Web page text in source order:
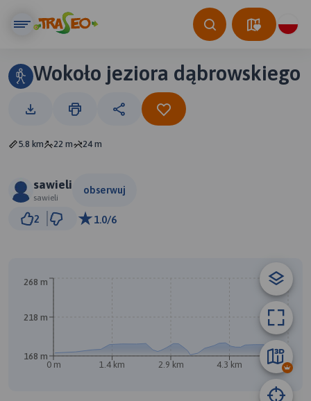
Wokoło jeziora dąbrowskiego
5.8 km 22 m 24 m
sawieli
sawieli
obserwuj
2 1.0/6
0 m 1.4 km 2.9 km 4.3 km 5.8 km
168 m
218 m
268 m